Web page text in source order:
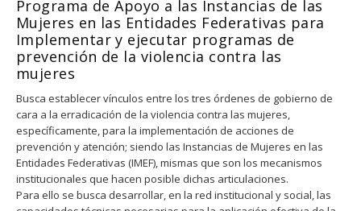
Programa de Apoyo a las Instancias de las
Mujeres en las Entidades Federativas para
Implementar y ejecutar programas de
prevención de la violencia contra las
mujeres
Busca establecer vínculos entre los tres órdenes de gobierno de
cara a la erradicación de la violencia contra las mujeres,
específicamente, para la implementación de acciones de
prevención y atención; siendo las Instancias de Mujeres en las
Entidades Federativas (IMEF), mismas que son los mecanismos
institucionales que hacen posible dichas articulaciones.
Para ello se busca desarrollar, en la red institucional y social, las